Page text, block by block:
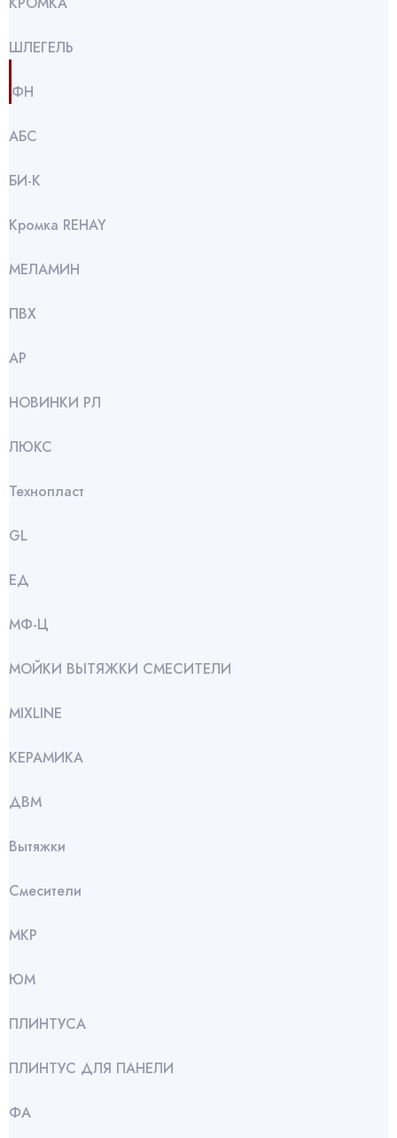
ШЛЕГЕЛЬ
ФН
АБС
БИ-К
Кромка REHAY
МЕЛАМИН
ПВХ
АР
НОВИНКИ РЛ
ЛЮКС
Технопласт
GL
ЕД
МФ-Ц
МОЙКИ ВЫТЯЖКИ СМЕСИТЕЛИ
МIXLINE
КЕРАМИКА
ДВМ
Вытяжки
Смесители
МКР
ЮМ
ПЛИНТУСА
ПЛИНТУС ДЛЯ ПАНЕЛИ
ФА